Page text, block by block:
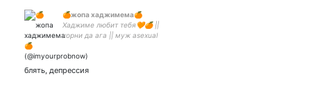
🍊жопа хаджимема🍊
Хаджиме любит тебя🧡🍊 ||
хорни да ага || муж asexual
мой Нагито - жена моя
блять, депрессия